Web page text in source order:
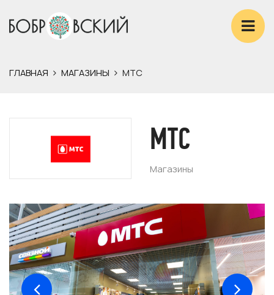
ГЛАВНАЯ МАГАЗИНЫ МТС
МТС
Магазины